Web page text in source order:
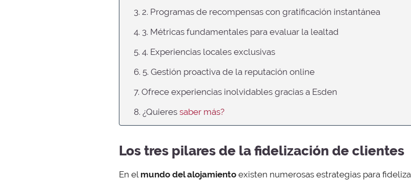
3. 2. Programas de recompensas con gratificación instantánea
4. 3. Métricas fundamentales para evaluar la lealtad
5. 4. Experiencias locales exclusivas
6. 5. Gestión proactiva de la reputación online
7. Ofrece experiencias inolvidables gracias a Esden
8. ¿Quieres saber más?
Los tres pilares de la fidelización de clientes
En el mundo del alojamiento existen numerosas estrategias para